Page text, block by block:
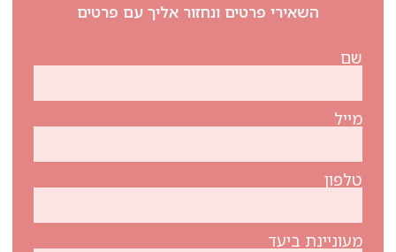
השאירי פרטים ונחזור אליך עם פרטים
שם
מייל
טלפון
מעוניינת ביעד